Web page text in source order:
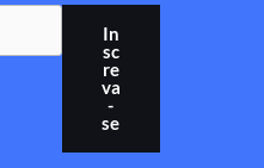
In
sc
re
va
-
se